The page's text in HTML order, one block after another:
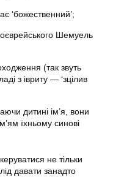
‘божественний’;
Шемуель
(так звуть
з івриту — ‘зцілив
дитині ім’я, вони
їхньому синові
не тільки
давати занадто